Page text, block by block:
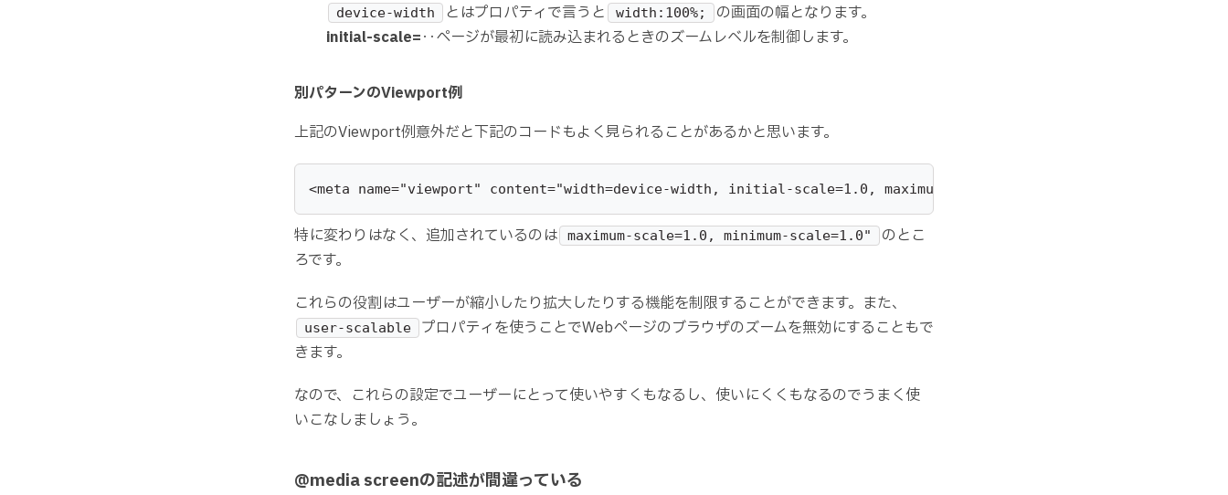
device-width とはプロパティで言うと width:100%;
の画面の幅となります。
initial-scale=‥ページが最初に読み込まれるときのズームレベルを制御します。
別パターンのViewport例
上記のViewport例意外だと下記のコードもよく見られることがあるかと思います。
<meta name="viewport" content="width=device-width, initial-scale=1.0, maximum-scale=1.0, minimum-scale=1.0">
特に変わりはなく、追加されているのは maximum-scale=1.0, minimum-scale=1.0"
のとこ
ろです。
これらの役割はユーザーが縮小したり拡大したりする機能を制限することができます。また、
user-scalable
プロパティを使うことでWebページのブラウザのズームを無効にすることもで
きます。
なので、これらの設定でユーザーにとって使いやすくもなるし、使いにくくもなるのでうまく使
いこなしましょう。
@media screenの記述が間違っている